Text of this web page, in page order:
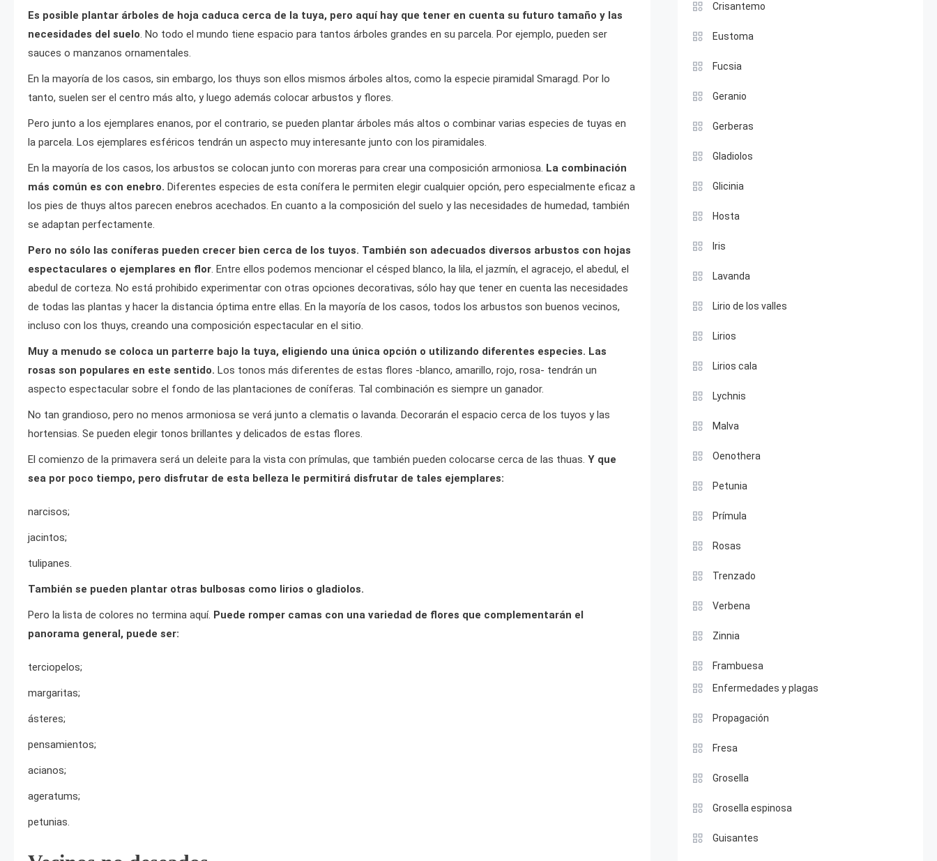
Es posible plantar árboles de hoja caduca cerca de la tuya, pero aquí hay que tener en cuenta su futuro tamaño y las
necesidades del suelo. No todo el mundo tiene espacio para tantos árboles grandes en su parcela. Por ejemplo, pueden ser
sauces o manzanos ornamentales.
En la mayoría de los casos, sin embargo, los thuys son ellos mismos árboles altos, como la especie piramidal Smaragd. Por lo
tanto, suelen ser el centro más alto, y luego además colocar arbustos y flores.
Pero junto a los ejemplares enanos, por el contrario, se pueden plantar árboles más altos o combinar varias especies de tuyas en
la parcela. Los ejemplares esféricos tendrán un aspecto muy interesante junto con los piramidales.
En la mayoría de los casos, los arbustos se colocan junto con moreras para crear una composición armoniosa. La combinación
más común es con enebro. Diferentes especies de esta conífera le permiten elegir cualquier opción, pero especialmente eficaz a
los pies de thuys altos parecen enebros acechados. En cuanto a la composición del suelo y las necesidades de humedad, también
se adaptan perfectamente.
Pero no sólo las coníferas pueden crecer bien cerca de los tuyos. También son adecuados diversos arbustos con hojas
espectaculares o ejemplares en flor. Entre ellos podemos mencionar el césped blanco, la lila, el jazmín, el agracejo, el abedul, el
abedul de corteza. No está prohibido experimentar con otras opciones decorativas, sólo hay que tener en cuenta las necesidades
de todas las plantas y hacer la distancia óptima entre ellas. En la mayoría de los casos, todos los arbustos son buenos vecinos,
incluso con los thuys, creando una composición espectacular en el sitio.
Muy a menudo se coloca un parterre bajo la tuya, eligiendo una única opción o utilizando diferentes especies. Las
rosas son populares en este sentido. Los tonos más diferentes de estas flores -blanco, amarillo, rojo, rosa- tendrán un
aspecto espectacular sobre el fondo de las plantaciones de coníferas. Tal combinación es siempre un ganador.
No tan grandioso, pero no menos armoniosa se verá junto a clematis o lavanda. Decorarán el espacio cerca de los tuyos y las
hortensias. Se pueden elegir tonos brillantes y delicados de estas flores.
El comienzo de la primavera será un deleite para la vista con prímulas, que también pueden colocarse cerca de las thuas. Y que
sea por poco tiempo, pero disfrutar de esta belleza le permitirá disfrutar de tales ejemplares:
narcisos;
jacintos;
tulipanes.
También se pueden plantar otras bulbosas como lirios o gladiolos.
Pero la lista de colores no termina aquí. Puede romper camas con una variedad de flores que complementarán el
panorama general, puede ser:
terciopelos;
margaritas;
ásteres;
pensamientos;
acianos;
ageratums;
petunias.
Crisantemo
Eustoma
Fucsia
Geranio
Gerberas
Gladiolos
Glicinia
Hosta
Iris
Lavanda
Lirio de los valles
Lirios
Lirios cala
Lychnis
Malva
Oenothera
Petunia
Prímula
Rosas
Trenzado
Verbena
Zinnia
Frambuesa
Enfermedades y plagas
Propagación
Fresa
Grosella
Grosella espinosa
Guisantes